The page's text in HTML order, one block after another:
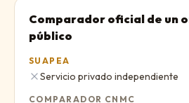
Comparador oficial de un
público
SUAPEA
No:
Servicio privado independiente
COMPARADOR CNMC